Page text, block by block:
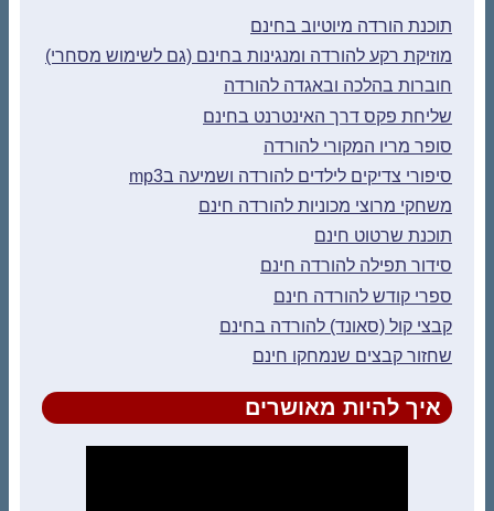
תוכנת הורדה מיוטיוב בחינם
מוזיקת רקע להורדה ומנגינות בחינם (גם לשימוש מסחרי)
חוברות בהלכה ובאגדה להורדה
שליחת פקס דרך האינטרנט בחינם
סופר מריו המקורי להורדה
סיפורי צדיקים לילדים להורדה ושמיעה בmp3
משחקי מרוצי מכוניות להורדה חינם
תוכנת שרטוט חינם
סידור תפילה להורדה חינם
ספרי קודש להורדה חינם
קבצי קול (סאונד) להורדה בחינם
שחזור קבצים שנמחקו חינם
איך להיות מאושרים